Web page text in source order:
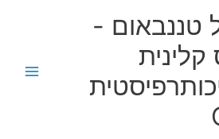
טננבאום -
קלינית